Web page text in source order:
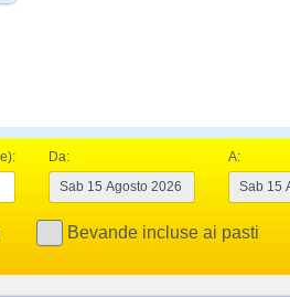
Da: A:
Bevande incluse ai pasti